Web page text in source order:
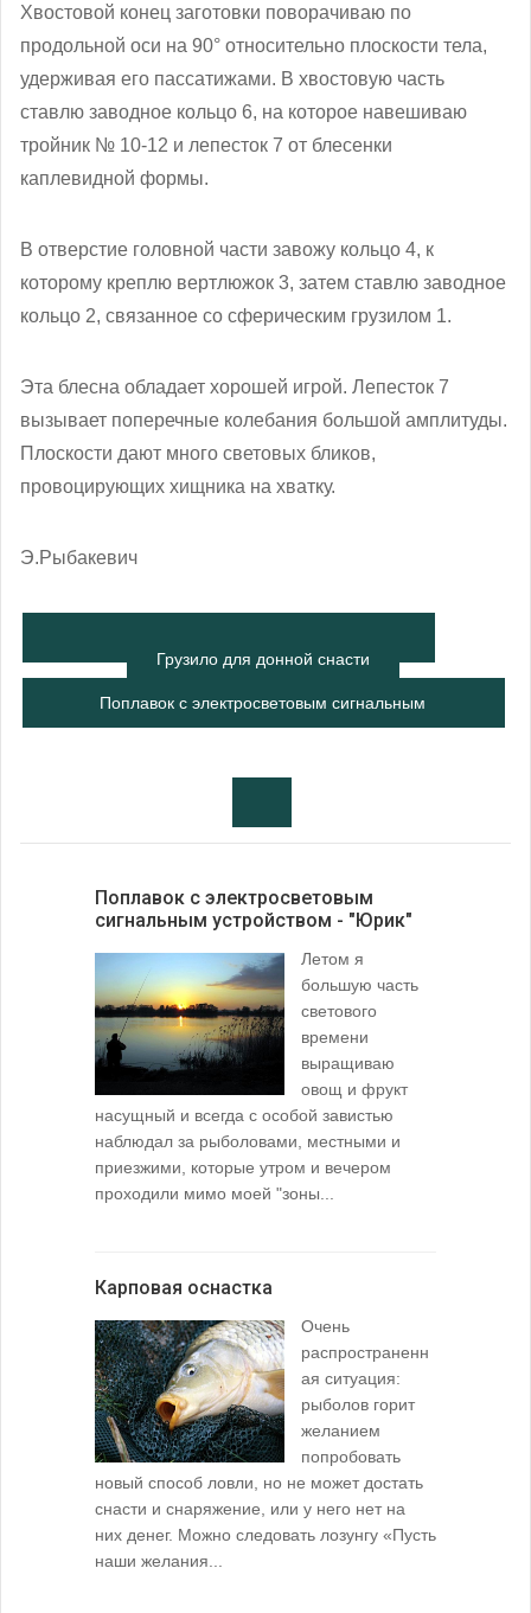
Хвостовой конец заготовки поворачиваю по
продольной оси на 90° относительно плоскости тела,
удерживая его пассатижами. В хвостовую часть
ставлю заводное кольцо 6, на которое навешиваю
тройник № 10-12 и лепесток 7 от блесенки
каплевидной формы.
В отверстие головной части завожу кольцо 4, к
которому креплю вертлюжок 3, затем ставлю заводное
кольцо 2, связанное со сферическим грузилом 1.
Эта блесна обладает хорошей игрой. Лепесток 7
вызывает поперечные колебания большой амплитуды.
Плоскости дают много световых бликов,
провоцирующих хищника на хватку.
Э.Рыбакевич
Грузило для донной снасти
Поплавок с электросветовым сигнальным
Поплавок с электросветовым
сигнальным устройством - "Юрик"
Летом я
большую часть
светового
времени
выращиваю
овощ и фрукт
насущный и всегда с особой завистью
наблюдал за рыболовами, местными и
приезжими, которые утром и вечером
проходили мимо моей "зоны...
Карповая оснастка
Очень
распространенн
ая ситуация:
рыболов горит
желанием
попробовать
новый способ ловли, но не может достать
снасти и снаряжение, или у него нет на
них денег. Можно следовать лозунгу «Пусть
наши желания...